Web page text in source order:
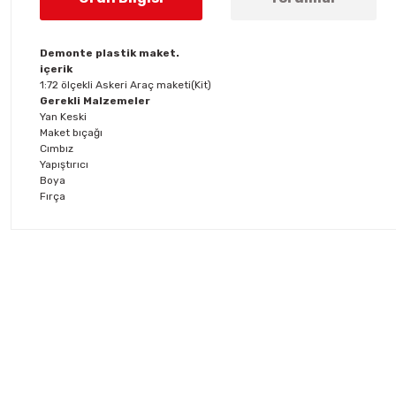
Demonte plastik maket.
içerik
1:72 ölçekli Askeri Araç maketi(Kit)
Gerekli Malzemeler
Yan Keski
Maket bıçağı
Cımbız
Yapıştırıcı
Boya
Fırça